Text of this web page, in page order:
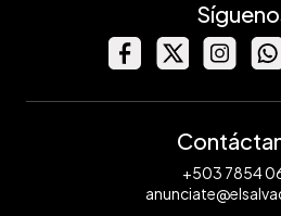
+503 7854